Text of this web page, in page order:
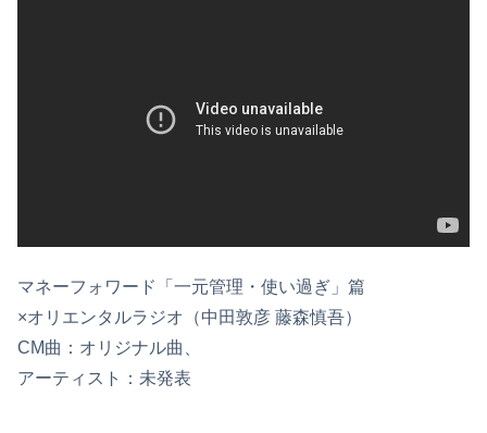
マネーフォワード「一元管理・使い過ぎ」篇
×オリエンタルラジオ（中田敦彦 藤森慎吾）
CM曲：オリジナル曲、
アーティスト：未発表